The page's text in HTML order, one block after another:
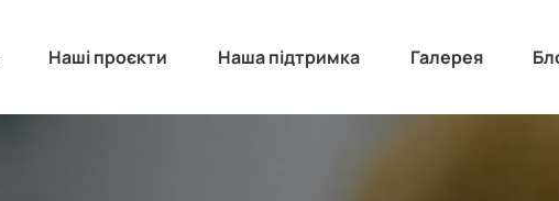
Наші проєкти Наша підтримка Галерея